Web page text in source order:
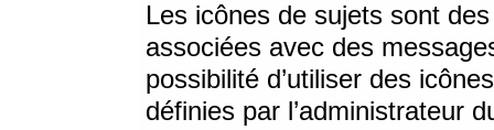
Les icônes de sujets sont
associées avec des
possibilité d’utiliser des
définies par l’administrateur